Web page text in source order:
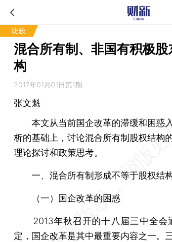
比较
混合所有制、非国有积极
构
2017年01月01日第1期
张文魁
本文从当前国企改革的滞缓和困惑
析的基础上，讨论混合所有制股权结构
理论探讨和政策思考。
一、混合所有制形成不等于股权结
（一）国企改革的困惑
2013年秋召开的十八届三中全会
定，国企改革是其中最重要内容之一。